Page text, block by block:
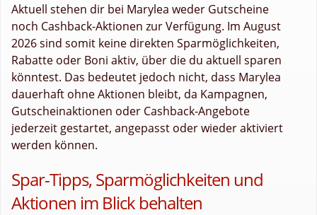
Aktuell stehen dir bei Marylea weder Gutscheine
noch Cashback-Aktionen zur Verfügung. Im August
2026 sind somit keine direkten Sparmöglichkeiten,
Rabatte oder Boni aktiv, über die du aktuell sparen
könntest. Das bedeutet jedoch nicht, dass Marylea
dauerhaft ohne Aktionen bleibt, da Kampagnen,
Gutscheinaktionen oder Cashback-Angebote
jederzeit gestartet, angepasst oder wieder aktiviert
werden können.
Spar-Tipps, Sparmöglichkeiten und
Aktionen im Blick behalten